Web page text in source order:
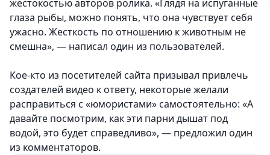
жестокостью авторов ролика. «Глядя на испуганные
глаза рыбы, можно понять, что она чувствует себя
ужасно. Жесткость по отношению к животным не
смешна», — написал один из пользователей.
Кое-кто из посетителей сайта призывал привлечь
создателей видео к ответу, некоторые желали
расправиться с «юмористами» самостоятельно: «А
давайте посмотрим, как эти парни дышат под
водой, это будет справедливо», — предложил один
из комментаторов.